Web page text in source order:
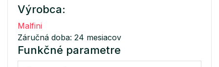
Výrobca:
Malfini
Záručná doba: 24 mesiacov
Funkčné parametre